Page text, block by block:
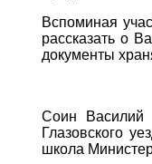
Вспоминая
рассказать о
документы
Соин Василий
Глазовского
школа